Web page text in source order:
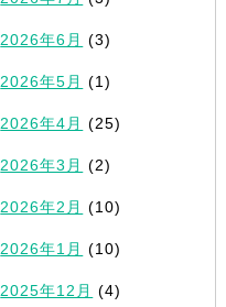
2026年6月 (3)
2026年5月 (1)
2026年4月 (25)
2026年3月 (2)
2026年2月 (10)
2026年1月 (10)
2025年12月 (4)